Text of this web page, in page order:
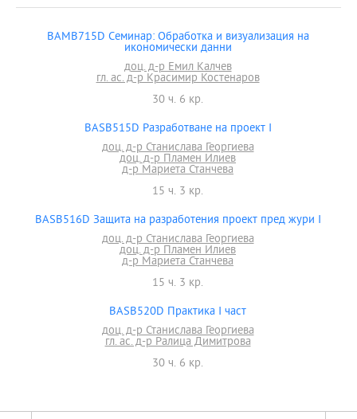
BAMB715D Семинар: Обработка и визуализация на
икономически данни
доц. д-р Емил Калчев
гл. ас. д-р Красимир Костенаров
30 ч. 6 кр.
BASB515D Разработване на проект I
доц. д-р Станислава Георгиева
доц. д-р Пламен Илиев
д-р Мариета Станчева
15 ч. 3 кр.
BASB516D Защита на разработения проект пред жури I
доц. д-р Станислава Георгиева
доц. д-р Пламен Илиев
д-р Мариета Станчева
15 ч. 3 кр.
BASB520D Практика I част
доц. д-р Станислава Георгиева
гл. ас. д-р Ралица Димитрова
30 ч. 6 кр.